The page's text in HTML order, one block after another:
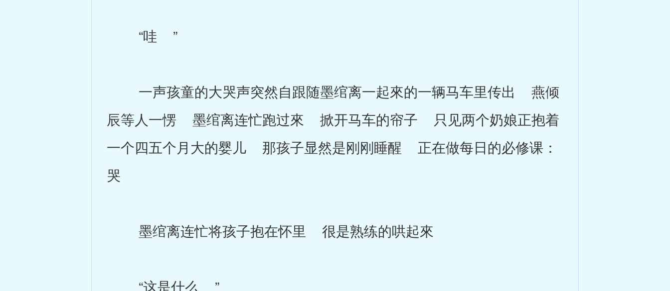
“哇 ”
一声孩童的大哭声突然自跟随墨绾离一起來的一辆马车里传出 燕倾
辰等人一愣 墨绾离连忙跑过來 掀开马车的帘子 只见两个奶娘正抱着
一个四五个月大的婴儿 那孩子显然是刚刚睡醒 正在做每日的必修课：
哭
墨绾离连忙将孩子抱在怀里 很是熟练的哄起來
“这是什么 ”